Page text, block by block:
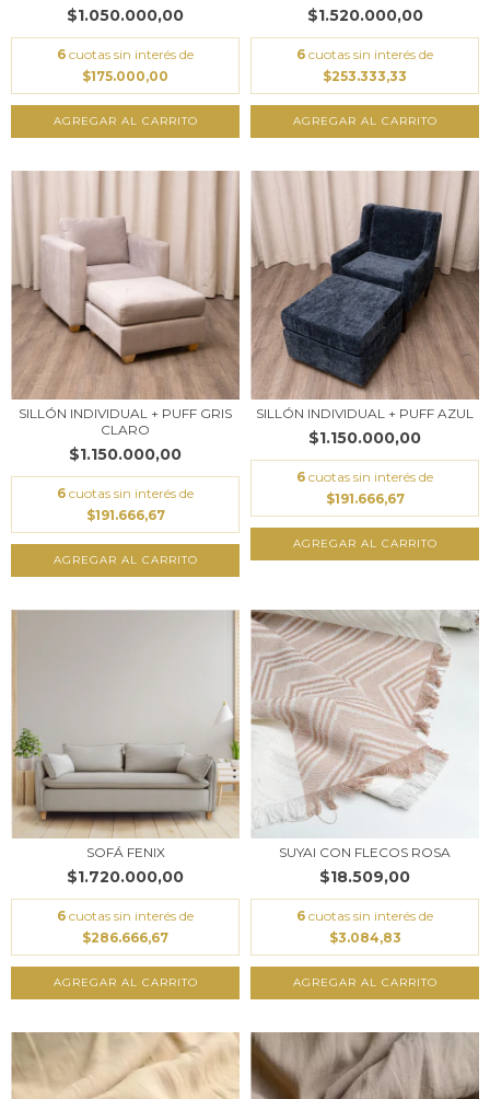
$1.050.000,00
6 cuotas sin interés de
$175.000,00
AGREGAR AL CARRITO
$1.520.000,00
6 cuotas sin interés de
$253.333,33
AGREGAR AL CARRITO
SILLÓN INDIVIDUAL + PUFF GRIS
CLARO
$1.150.000,00
6 cuotas sin interés de
$191.666,67
SILLÓN INDIVIDUAL + PUFF AZUL
$1.150.000,00
6 cuotas sin interés de
$191.666,67
SOFÁ FENIX
$1.720.000,00
6 cuotas sin interés de
$286.666,67
SUYAI CON FLECOS ROSA
$18.509,00
6 cuotas sin interés de
$3.084,83
AGREGAR AL CARRITO